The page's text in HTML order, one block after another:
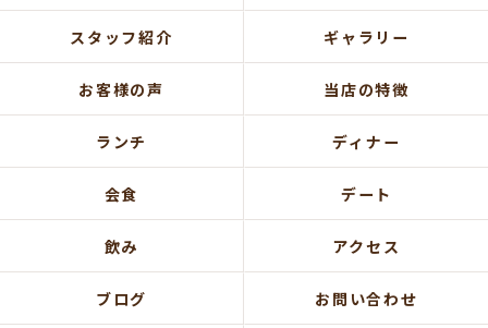
スタッフ紹介 ギャラリー
お客様の声 当店の特徴
ランチ ディナー
会食 デート
飲み アクセス
ブログ お問い合わせ